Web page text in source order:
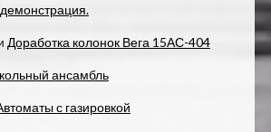
Доработка колонок Вега 15АС-404
ансамбль
с газировкой